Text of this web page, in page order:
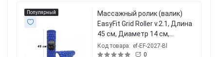
Популярный
Массажный ролик (валик)
EasyFit Grid Roller v.2.1, Длина
45 см, Диаметр 14 см,
Каркас из высокопрочного
пластика, Пена EVA с
Код товара: ef-EF-2027-Bl
0